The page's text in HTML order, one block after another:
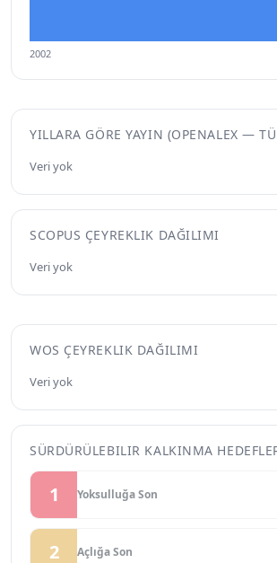
2002
YILLARA GÖRE YAYIN (OPENALEX —
Veri yok
SCOPUS ÇEYREKLIK DAĞILIMI
Veri yok
WOS ÇEYREKLIK DAĞILIMI
Veri yok
SÜRDÜRÜLEBILIR KALKINMA
1 Yoksulluğa Son
2 Açlığa Son